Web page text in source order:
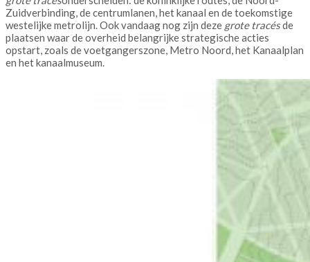
Zuidverbinding, de centrumlanen, het kanaal en de toekomstige
westelijke metrolijn. Ook vandaag nog zijn deze grote tracésde
plaatsen waar de overheid belangrijke strategische acties
opstart, zoals de voetgangerszone, Metro Noord, het Kanaalplan
en het kanaalmuseum.